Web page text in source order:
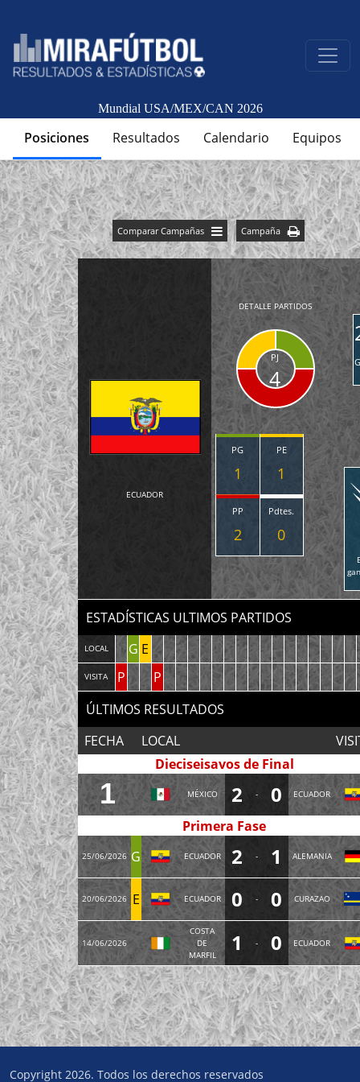
Mundial USA/MEX/CAN 2026
Posiciones Resultados Calendario Equipos
Comparar Campañas Campaña
ECUADOR
DETALLE PARTIDOS
PJ
4
PG
1
PE
1
PP
2
Pdtes.
0
ESTADÍSTICAS ULTIMOS PARTIDOS
LOCAL G E
VISITA P
P
ÚLTIMOS RESULTADOS
FECHA
LOCAL
Dieciseisavos de Final
1 MÉXICO 2 - 0 ECUADOR
Primera Fase
25/06/2026 G ECUADOR 2 - 1 ALEMANIA
20/06/2026 E ECUADOR 0 - 0 CURAZAO
14/06/2026
COSTA
DE
MARFIL
1 - 0 ECUADOR
Copyright 2026. Todos los derechos reservados